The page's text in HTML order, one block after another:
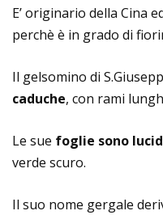
E’ originario della Cina
perchè è in grado di
Il gelsomino di
caduche, con rami
Le sue foglie sono
verde scuro.
Il suo nome gergale